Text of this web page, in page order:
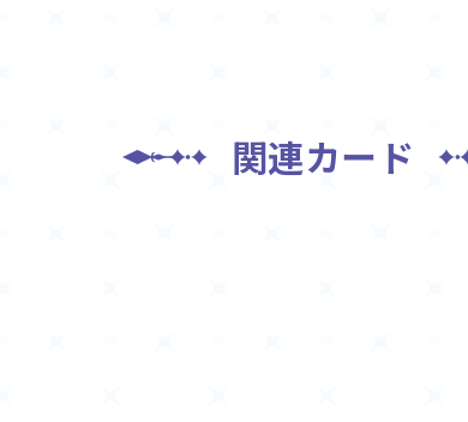
関連カード